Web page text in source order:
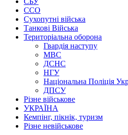
ССО
Сухопутні війська
Танкові Війська
Територіальна оборона
Гвардія наступу
МВС
ДСНС
НГУ
Національна Поліція
ДПСУ
Різне військове
УКРАЇНА
Кемпінг, пікнік, туризм
Різне невійськове